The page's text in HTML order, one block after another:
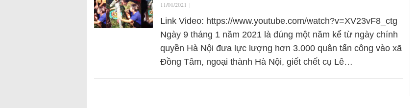
11/01/2021 |
Link Video: https://www.youtube.com/watch?v=XV23vF8_ctg
Ngày 9 tháng 1 năm 2021 là đúng một năm kể từ ngày chính
quyền Hà Nội đưa lực lượng hơn 3.000 quân tấn công vào xã
Đồng Tâm, ngoại thành Hà Nội, giết chết cụ Lê…